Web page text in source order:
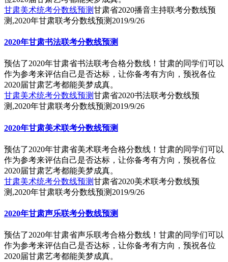
甘肃美术统考分数线预测甘肃省2020播音主持联考分数线预
测,2020年甘肃联考分数线预测 2019/9/26
2020年甘肃书法联考分数线预测
预估了2020年甘肃省书法联考合格分数线！甘肃的同学们可以
作为参考来评估自己是否达标，让你备考有方向，预祝各位
2020届甘肃艺考都能美梦成真。
甘肃美术统考分数线预测甘肃省2020书法联考分数线预
测,2020年甘肃联考分数线预测 2019/9/26
2020年甘肃美术联考分数线预测
预估了2020年甘肃省美术联考合格分数线！甘肃的同学们可以
作为参考来评估自己是否达标，让你备考有方向，预祝各位
2020届甘肃艺考都能美梦成真。
甘肃美术统考分数线预测甘肃省2020美术联考分数线预
测,2020年甘肃联考分数线预测 2019/9/26
2020年甘肃声乐联考分数线预测
预估了2020年甘肃省声乐联考合格分数线！甘肃的同学们可以
作为参考来评估自己是否达标，让你备考有方向，预祝各位
2020届甘肃艺考都能美梦成真。